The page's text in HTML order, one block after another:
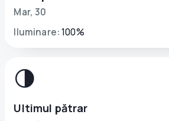
Mar,30
Iluminare:100%
🌗
Ultimul pătrar